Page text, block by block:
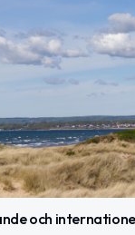
och